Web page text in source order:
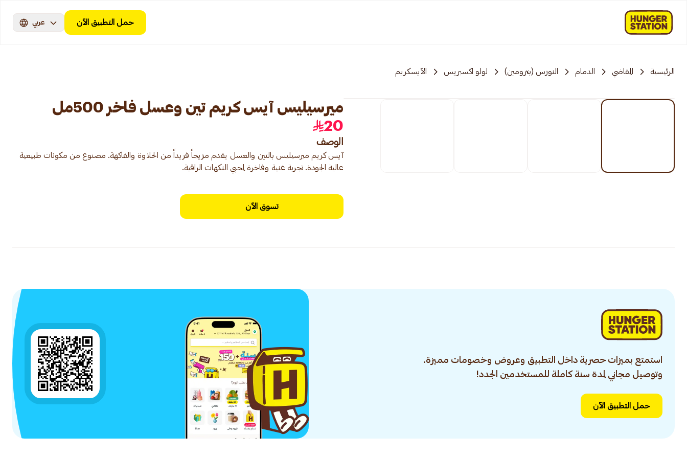
حمل التطبيق الآن عربي
الرئيسية المقاضي الدمام النورس (بترومين) لولو اكسبريس الآيسكريم
ميرسيليس آيس كريم تين وعسل فاخر 500مل
20
الوصف
آيس كريم ميرسيليس بالتين والعسل يقدم مزيجاً فريداً من الحلاوة والفاكهة. مصنوع من مكونات طبيعية
عالية الجودة. تجربة غنية وفاخرة لمحبي النكهات الراقية.
تسوق الآن
استمتع بميزات حصرية داخل التطبيق وعروض وخصومات مميزة.
وتوصيل مجاني لمدة سنة كاملة للمستخدمين الجدد!
حمل التطبيق الآن